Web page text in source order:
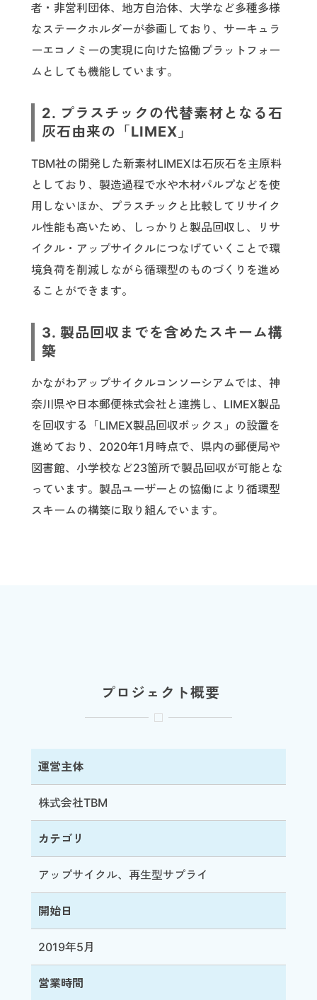
者・非営利団体、地方自治体、大学など多種多様
なステークホルダーが参画しており、サーキュラ
ーエコノミーの実現に向けた協働プラットフォー
ムとしても機能しています。
2. プラスチックの代替素材となる石
灰石由来の「LIMEX」
TBM社の開発した新素材LIMEXは石灰石を主原料
としており、製造過程で水や木材パルプなどを使
用しないほか、プラスチックと比較してリサイク
ル性能も高いため、しっかりと製品回収し、リサ
イクル・アップサイクルにつなげていくことで環
境負荷を削減しながら循環型のものづくりを進め
ることができます。
3. 製品回収までを含めたスキーム構
築
かながわアップサイクルコンソーシアムでは、神
奈川県や日本郵便株式会社と連携し、LIMEX製品
を回収する「LIMEX製品回収ボックス」の設置を
進めており、2020年1月時点で、県内の郵便局や
図書館、小学校など23箇所で製品回収が可能とな
っています。製品ユーザーとの協働により循環型
スキームの構築に取り組んでいます。
プロジェクト概要
運営主体
株式会社TBM
カテゴリ
アップサイクル、再生型サプライ
開始日
2019年5月
営業時間